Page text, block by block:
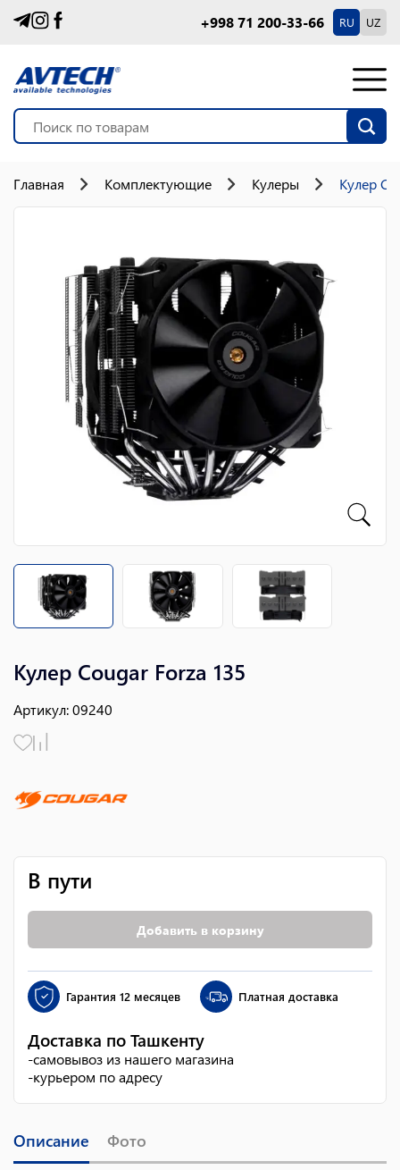
+998 71 200-33-66 RU UZ
Главная Комплектующие Кулеры Кулер
Кулер Cougar Forza 135
Артикул:09240
В пути
Добавить в корзину
Гарантия 12 месяцев Платная доставка
Доставка по Ташкенту
-самовывоз из нашего магазина
-курьером по адресу
Описание Фото